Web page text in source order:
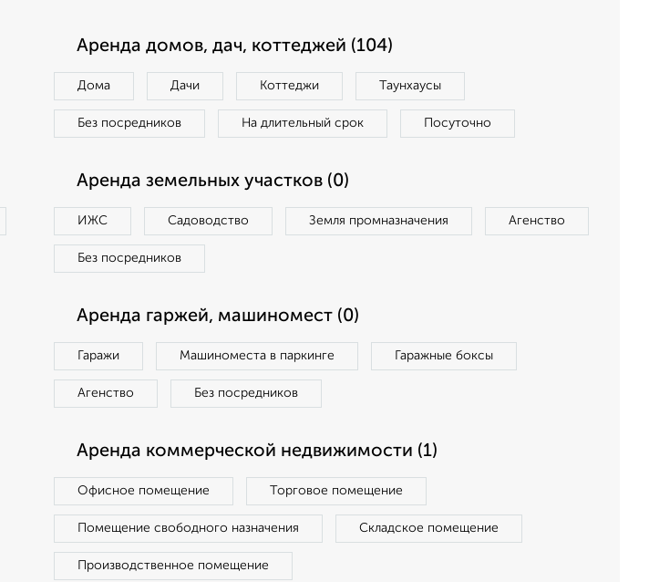
Аренда домов, дач, коттеджей (104)
Дома Дачи Коттеджи Таунхаусы
Без посредников На длительный срок Посуточно
Аренда земельных участков (0)
ИЖС Садоводство Земля промназначения Агенство
Без посредников
Аренда гаржей, машиномест (0)
Гаражи Машиноместа в паркинге Гаражные боксы
Агенство Без посредников
Аренда коммерческой недвижимости (1)
Офисное помещение Торговое помещение
Помещение свободного назначения Складское помещение
Производственное помещение